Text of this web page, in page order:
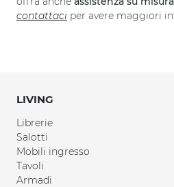
contattaci per avere maggiori
LIVING
Librerie
Salotti
Mobili ingresso
Tavoli
Armadi